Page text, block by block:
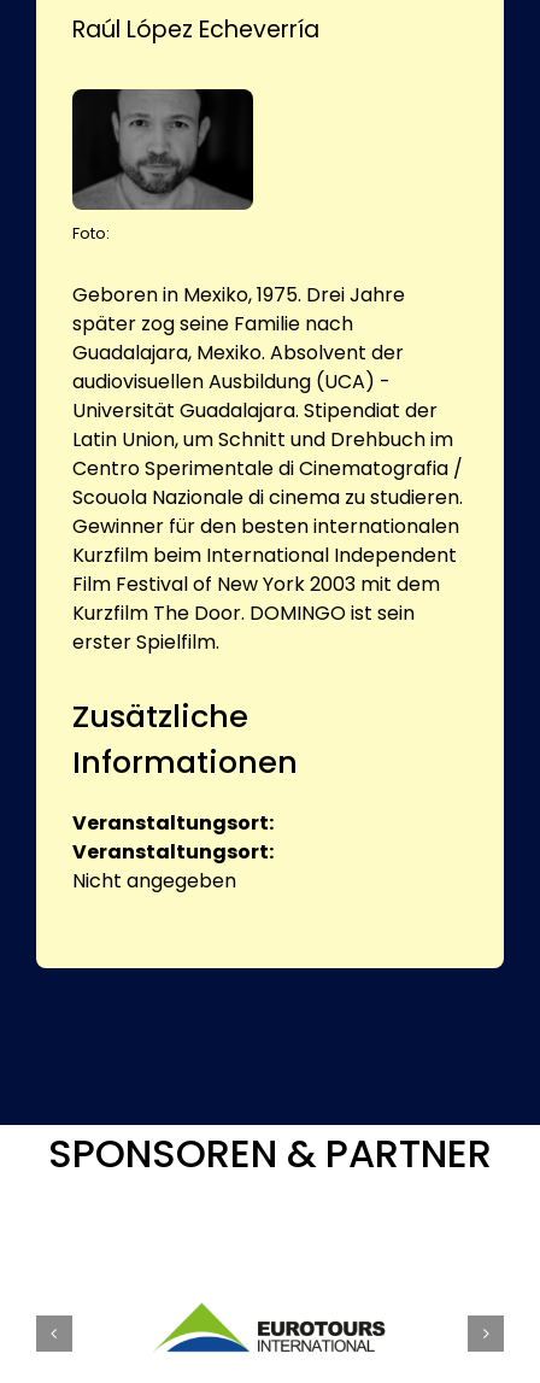
Raúl López Echeverría
Foto:
Geboren in Mexiko, 1975. Drei Jahre
später zog seine Familie nach
Guadalajara, Mexiko. Absolvent der
audiovisuellen Ausbildung (UCA) -
Universität Guadalajara. Stipendiat der
Latin Union, um Schnitt und Drehbuch im
Centro Sperimentale di Cinematografia /
Scouola Nazionale di cinema zu studieren.
Gewinner für den besten internationalen
Kurzfilm beim International Independent
Film Festival of New York 2003 mit dem
Kurzfilm The Door. DOMINGO ist sein
erster Spielfilm.
Zusätzliche
Informationen
Veranstaltungsort:
Veranstaltungsort:
Nicht angegeben
SPONSOREN & PARTNER